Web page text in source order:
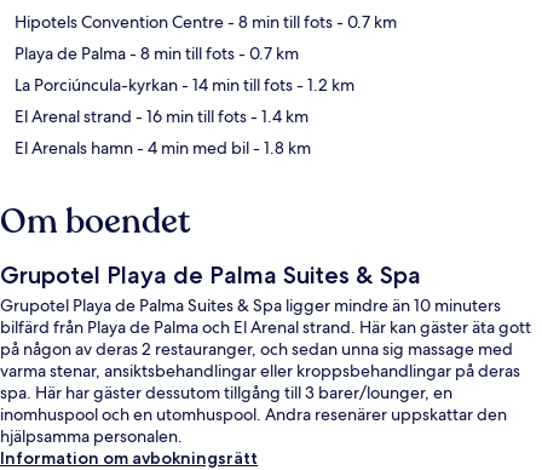
Hipotels Convention Centre- 8 min till fots- 0.7 km
Playa de Palma- 8 min till fots- 0.7 km
La Porciúncula-kyrkan- 14 min till fots- 1.2 km
El Arenal strand - 16 min till fots- 1.4 km
El Arenals hamn- 4 min med bil- 1.8 km
Om boendet
Grupotel Playa de Palma Suites & Spa
Grupotel Playa de Palma Suites & Spa ligger mindre än 10 minuters
bilfärd från Playa de Palma och El Arenal strand. Här kan gäster äta gott
på någon av deras 2 restauranger, och sedan unna sig massage med
varma stenar, ansiktsbehandlingar eller kroppsbehandlingar på deras
spa. Här har gäster dessutom tillgång till 3 barer/lounger, en
inomhuspool och en utomhuspool. Andra resenärer uppskattar den
hjälpsamma personalen.
Information om avbokningsrätt